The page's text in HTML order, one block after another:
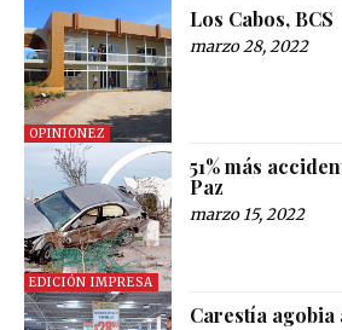
OPINIONEZ
Los Cabos, BCS
marzo 28, 2022
EDICIÓN IMPRESA
51% más
Paz
marzo 15, 2022
Carestía agobia